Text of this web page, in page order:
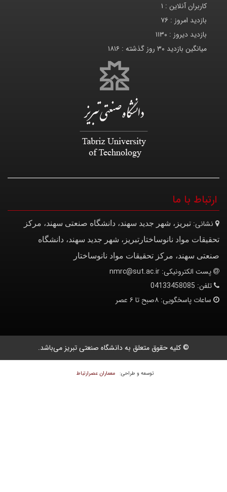
کاربران آنلاین : ۱
بازدید امروز : ۷۶
بازدید دیروز : ۱۱۳۰
میانگین بازدید ۳۰ روز گذشته :
۱۸۱۶
ارتباط با ما
نشانی: تبریز، شهر جدید سهند، دانشگاه صنعتی سهند، مرکز
تحقیقات مواد نانوساختار تبریز، شهر جدید سهند، دانشگاه
صنعتی سهند، مرکز تحقیقات مواد نانوساختار
پست الکترونیکی: nmrc@sut.ac.ir
تلفن: 04133458085
ساعات پاسخگویی: ۸صبح تا ۶ عصر
© کلیه حقوق متعلق به دانشگاه صنعتی تبریز می‌باشد.
توسعه و طراحی: معماران عصر‌ارتباط